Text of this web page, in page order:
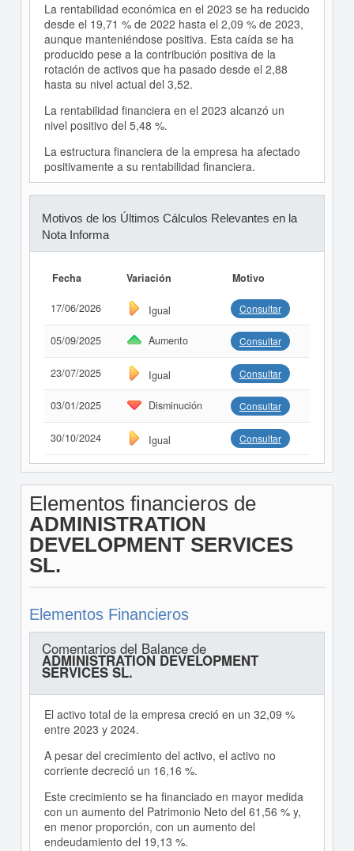
La rentabilidad económica en el 2023 se ha reducido
desde el 19,71 % de 2022 hasta el 2,09 % de 2023,
aunque manteniéndose positiva. Esta caída se ha
producido pese a la contribución positiva de la
rotación de activos que ha pasado desde el 2,88
hasta su nivel actual del 3,52.
La rentabilidad financiera en el 2023 alcanzó un
nivel positivo del 5,48 %.
La estructura financiera de la empresa ha afectado
positivamente a su rentabilidad financiera.
Motivos de los Últimos Cálculos Relevantes en la
Nota Informa
Fecha Variación Motivo
17/06/2026 Igual Consultar
05/09/2025 Aumento Consultar
23/07/2025 Igual Consultar
03/01/2025 Disminución Consultar
30/10/2024 Igual Consultar
Elementos financieros de
ADMINISTRATION
DEVELOPMENT SERVICES
SL.
Elementos Financieros
Comentarios del Balance de
ADMINISTRATION DEVELOPMENT
SERVICES SL.
El activo total de la empresa creció en un 32,09 %
entre 2023 y 2024.
A pesar del crecimiento del activo, el activo no
corriente decreció un 16,16 %.
Este crecimiento se ha financiado en mayor medida
con un aumento del Patrimonio Neto del 61,56 % y,
en menor proporción, con un aumento del
endeudamiento del 19,13 %.